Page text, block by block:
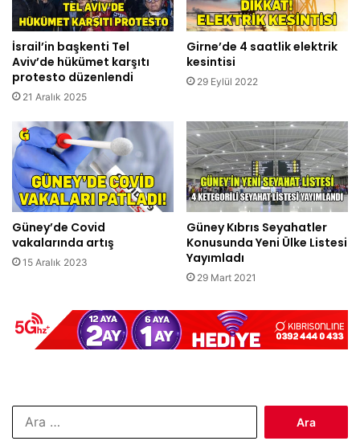
İsrail’in başkenti Tel
Aviv’de hükümet karşıtı
protesto düzenlendi
21 Aralık 2025
Girne’de 4 saatlik elektrik
kesintisi
29 Eylül 2022
Güney’de Covid
vakalarında artış
15 Aralık 2023
Güney Kıbrıs Seyahatler
Konusunda Yeni Ülke Listesi
Yayımladı
29 Mart 2021